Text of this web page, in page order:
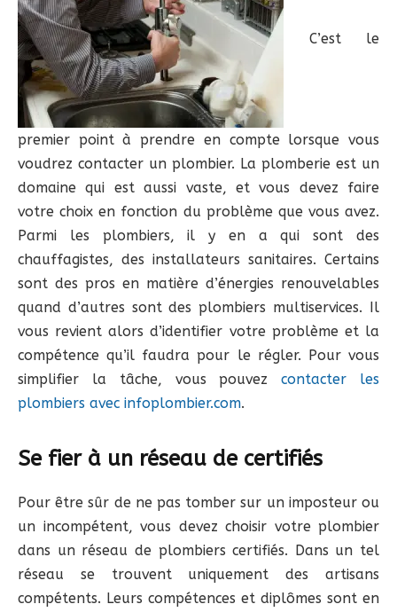
C’est le
premier point à prendre en compte lorsque vous
voudrez contacter un plombier. La plomberie est un
domaine qui est aussi vaste, et vous devez faire
votre choix en fonction du problème que vous avez.
Parmi les plombiers, il y en a qui sont des
chauffagistes, des installateurs sanitaires. Certains
sont des pros en matière d’énergies renouvelables
quand d’autres sont des plombiers multiservices. Il
vous revient alors d’identifier votre problème et la
compétence qu’il faudra pour le régler. Pour vous
simplifier la tâche, vous pouvezcontacter les
plombiers avec infoplombier.com.
Se fier à un réseau de certifiés
Pour être sûr de ne pas tomber sur un imposteur ou
un incompétent, vous devez choisir votre plombier
dans un réseau de plombiers certifiés. Dans un tel
réseau se trouvent uniquement des artisans
compétents. Leurs compétences et diplômes sont en